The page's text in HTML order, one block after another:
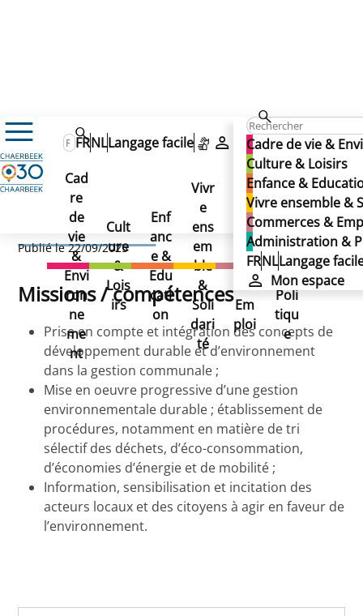
Cadre de vie &
Culture & Loisirs
Enfance &
Vivre ensemble &
Commerces &
Administration &
FRNLLangage
Mon espace
FRNLLangage facile
Mon espace
Cad
re
de
vie
&
Envi
ron
ne
me
nt
Cult
ure
&
Lois
irs
Enf
anc
e &
Edu
cati
on
Vivr
e
ens
em
ble
&
Soli
dari
té
Co
mm
erc
es
&
Em
ploi
Ad
min
istr
atio
n &
Poli
tiqu
e
Administration & Politique
Administration communale
Annuaire des services communaux
Eco-Conseil
Eco-Conseil
Eco-Conseil
Publié le 22/09/2025
Missions / compétences
Prise en compte et intégration des concepts de
développement durable et d’environnement
dans la gestion communale ;
Mise en oeuvre progressive d’une gestion
environnementale durable ; établissement de
procédures, notamment en matière de tri
sélectif des déchets, d’éco-consommation,
d’économies d’énergie et de mobilité ;
Information, sensibilisation et incitation des
acteurs locaux et des citoyens à agir en faveur de
l’environnement.